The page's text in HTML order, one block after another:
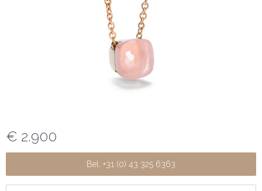
€ 2.900
Bel: +31 (0) 43 325 6363